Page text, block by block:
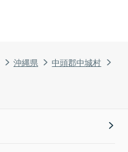
沖縄県
中頭郡中城村